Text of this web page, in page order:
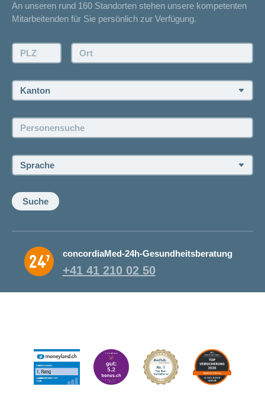
Unfallmeldung
Offertanfrage
Rückruf anfordern
Offene Stellen
An unseren rund 160 Standorten stehen unsere kompetenten
Mitarbeitenden für Sie persönlich zur Verfügung.
PLZ: Ort:
Kanton:
Personensuche:
Sprache:
Suche
concordiaMed-24h-Gesundheitsberatung
+41 41 210 02 50